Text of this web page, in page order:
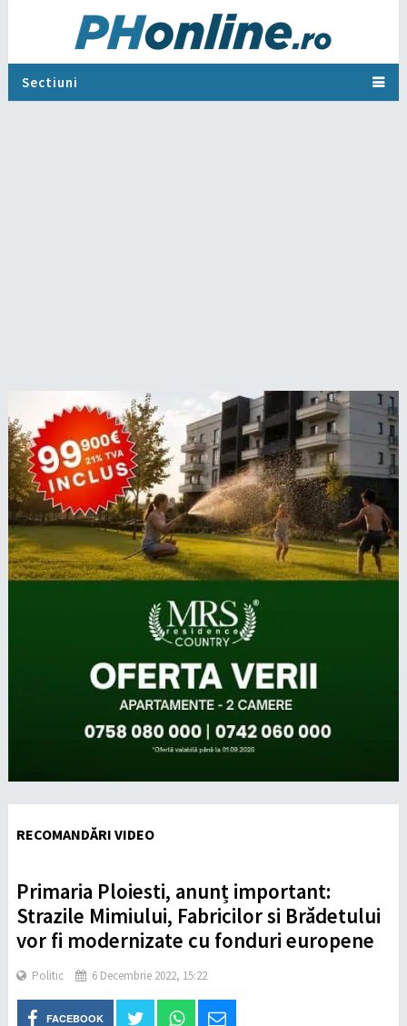
Sectiuni
RECOMANDĂRI VIDEO
Primaria Ploiesti, anunț important:
Strazile Mimiului, Fabricilor si Brădetului
vor fi modernizate cu fonduri europene
Politic 6 Decembrie 2022, 15:22
FACEBOOK